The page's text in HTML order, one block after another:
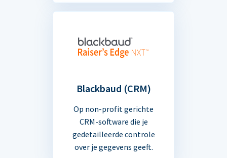
Blackbaud (CRM)
Op non-profit gerichte
CRM-software die je
gedetailleerde controle
over je gegevens geeft.